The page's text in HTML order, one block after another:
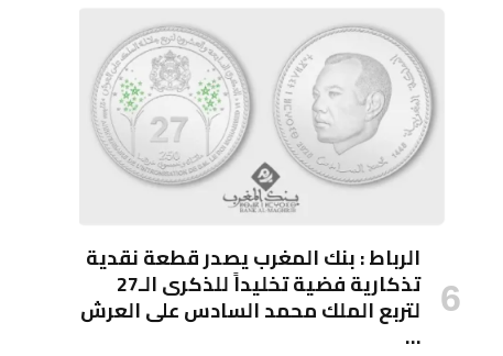
الرباط : بنك المغرب يصدر قطعة نقدية
تذكارية فضية تخليداً للذكرى الـ27
لتربع الملك محمد السادس على العرش
…